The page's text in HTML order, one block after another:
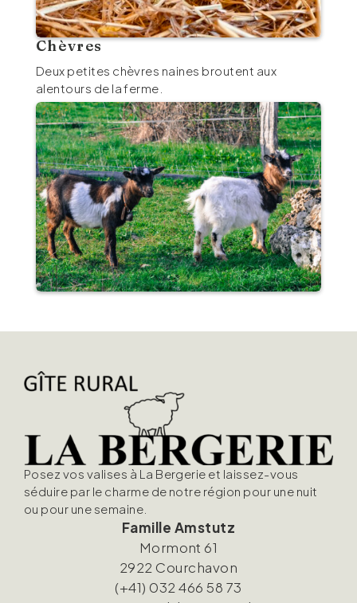
Chèvres
Deux petites chèvres naines broutent aux
alentours de la ferme.
Posez vos valises à La Bergerie et laissez-vous
séduire par le charme de notre région pour une nuit
ou pour une semaine.
Famille Amstutz
Mormont 61
2922 Courchavon
(+41) 032 466 58 73